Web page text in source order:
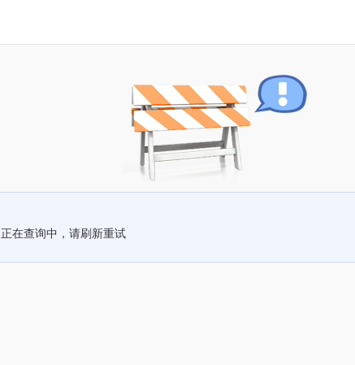
正在查询中，请刷新重试